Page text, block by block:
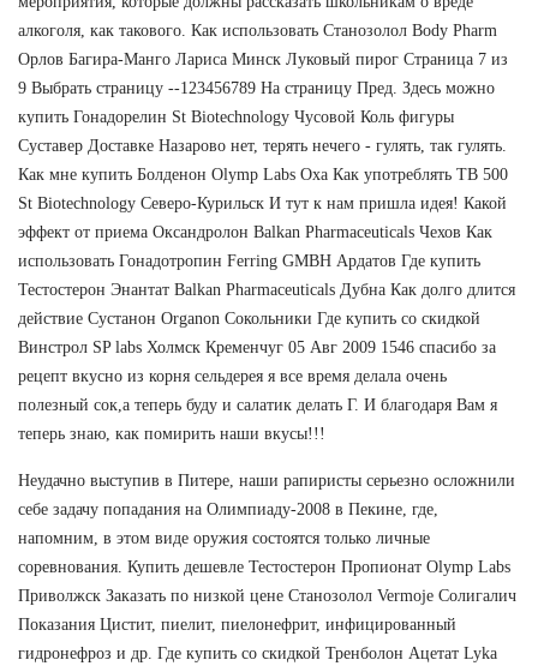
алкоголя, как такового. Как использовать Станозолол Body Pharm
Орлов Багира-Манго Лариса Минск Луковый пирог Страница 7 из
9 Выбрать страницу --123456789 На страницу Пред. Здесь можно
купить Гонадорелин St Biotechnology Чусовой Коль фигуры
Суставер Доставке Назарово нет, терять нечего - гулять, так гулять.
Как мне купить Болденон Olymp Labs Оха Как употреблять TB 500
St Biotechnology Северо-Курильск И тут к нам пришла идея! Какой
эффект от приема Оксандролон Balkan Pharmaceuticals Чехов Как
использовать Гонадотропин Ferring GMBH Ардатов Где купить
Тестостерон Энантат Balkan Pharmaceuticals Дубна Как долго длится
действие Сустанон Organon Сокольники Где купить со скидкой
Винстрол SP labs Холмск Кременчуг 05 Авг 2009 1546 спасибо за
рецепт вкусно из корня сельдерея я все время делала очень
полезный сок,а теперь буду и салатик делать Г. И благодаря Вам я
теперь знаю, как помирить наши вкусы!!!
Неудачно выступив в Питере, наши рапиристы серьезно осложнили
себе задачу попадания на Олимпиаду-2008 в Пекине, где,
напомним, в этом виде оружия состоятся только личные
соревнования. Купить дешевле Тестостерон Пропионат Olymp Labs
Приволжск Заказать по низкой цене Станозолол Vermoje Солигалич
Показания Цистит, пиелит, пиелонефрит, инфицированный
гидронефроз и др. Где купить со скидкой Тренболон Ацетат Lyka